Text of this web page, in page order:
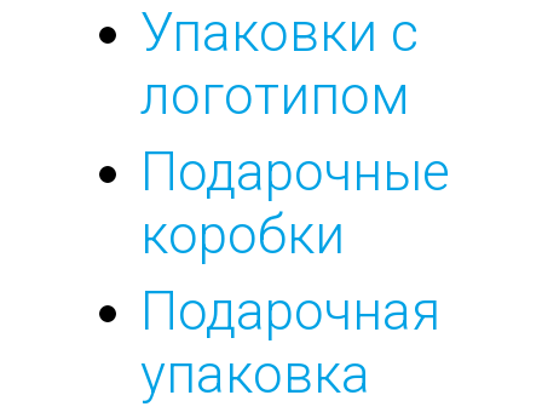
Упаковки с
логотипом
Подарочные
коробки
Подарочная
упаковка